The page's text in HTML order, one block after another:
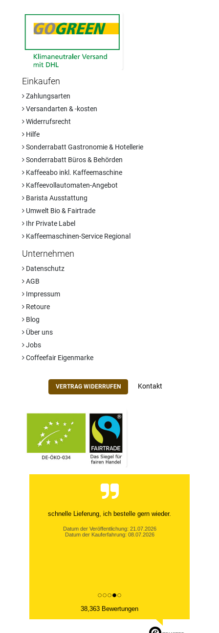
Einkaufen
Zahlungsarten
Versandarten & -kosten
Widerrufsrecht
Hilfe
Sonderrabatt Gastronomie & Hotellerie
Sonderrabatt Büros & Behörden
Kaffeeabo inkl. Kaffeemaschine
Kaffeevollautomaten-Angebot
Barista Ausstattung
Umwelt Bio & Fairtrade
Ihr Private Label
Kaffeemaschinen-Service Regional
Unternehmen
Datenschutz
AGB
Impressum
Retoure
Blog
Über uns
Jobs
Coffeefair Eigenmarke
VERTRAG WIDERRUFEN Kontakt
schnelle Lieferung, ich bestelle gern wieder.
Datum der Veröffentlichung: 21.07.2026
Datum der Kauferfahrung: 08.07.2026
38,363 Bewertungen